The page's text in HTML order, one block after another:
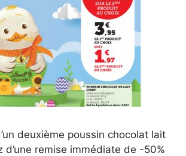
deuxième poussin chocolat lait
d’une remise immédiate de -50%